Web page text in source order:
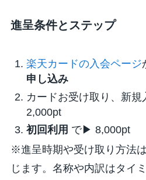
進呈条件とステップ
楽天カードの入会ページ
申し込み
カードお受け取り、新規
2,000pt
初回利用 で▶ 8,000pt
※進呈時期や受け取り方法
じます。名称や内訳はタイ